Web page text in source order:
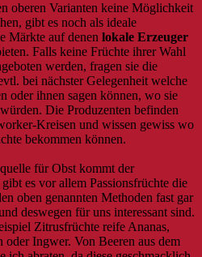
oberen Varianten keine Möglichkeit
gibt es noch als ideale
Märkte auf denen lokale Erzeuger
Falls keine Früchte ihrer Wahl
werden, fragen sie die
bei nächster Gelegenheit welche
oder ihnen sagen können, wo sie
Die Produzenten befinden
Kreisen und wissen gewiss wo
bekommen können.
für Obst kommt der
es vor allem Passionsfrüchte die
oben genannten Methoden fast gar
deswegen für uns interessant sind.
Zitrusfrüchte reife Ananas,
oder Ingwer. Von Beeren aus dem